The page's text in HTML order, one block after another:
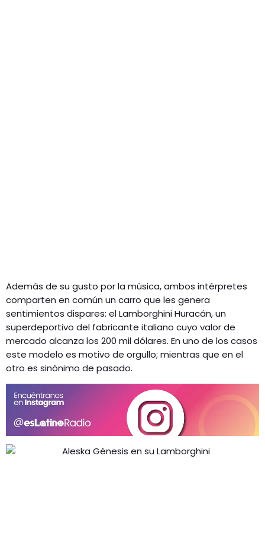
Además de su gusto por la música, ambos intérpretes
comparten en común un carro que les genera
sentimientos dispares: el Lamborghini Huracán, un
superdeportivo del fabricante italiano cuyo valor de
mercado alcanza los 200 mil dólares. En uno de los casos
este modelo es motivo de orgullo; mientras que en el
otro es sinónimo de pasado.